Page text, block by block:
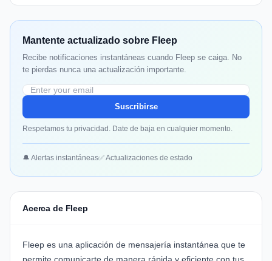
Mantente actualizado sobre Fleep
Recibe notificaciones instantáneas cuando Fleep se caiga. No
te pierdas nunca una actualización importante.
Suscribirse
Respetamos tu privacidad. Date de baja en cualquier momento.
🔔 Alertas instantáneas✅ Actualizaciones de estado
Acerca de Fleep
Fleep es una aplicación de mensajería instantánea que te